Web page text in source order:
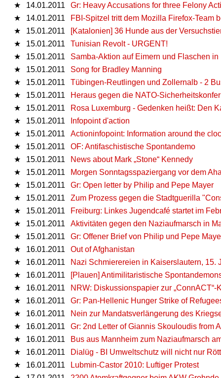
★
14.01.2011
Gr: Heavy Accusations for three Felony
★
14.01.2011
FBI-Spitzel tritt dem Mozilla Firefox-Team
★
15.01.2011
[Katalonien] 36 Hunde aus der
★
15.01.2011
Tunisian Revolt - URGENT!
★
15.01.2011
Samba-Aktion auf Eimern und Flaschen
★
15.01.2011
Song for Bradley Manning
★
15.01.2011
Tübingen-Reutlingen und Zollernalb - 2
★
15.01.2011
Heraus gegen die NATO-
★
15.01.2011
Rosa Luxemburg - Gedenken heißt: Den
★
15.01.2011
Infopoint d'action
★
15.01.2011
Actioninfopoint: Information around the
★
15.01.2011
OF: Antifaschistische Spontandemo
★
15.01.2011
News about Mark „Stone“ Kennedy
★
15.01.2011
Morgen Sonntagsspaziergang vor dem
★
15.01.2011
Gr: Open letter by Philip and Pepe Mayer
★
15.01.2011
Zum Prozess gegen die Stadtguerilla
★
15.01.2011
Freiburg: Linkes Jugendcafé startet im
★
15.01.2011
Aktivitäten gegen den Naziaufmarsch in
★
15.01.2011
Gr: Offener Brief von Philip und Pepe
★
16.01.2011
Out of Afghanistan
★
16.01.2011
Nazi Schmierereien in Kaiserslautern, 15.
★
16.01.2011
[Plauen] Antimilitaristische
★
16.01.2011
NRW: Diskussionspapier zur „ConnACT“-
★
16.01.2011
Gr: Pan-Hellenic Hunger Strike of
★
16.01.2011
Nein zur Mandatsverlängerung des
★
16.01.2011
Gr: 2nd Letter of Giannis Skouloudis from
★
16.01.2011
Bus aus Mannheim zum Naziaufmarsch
★
16.01.2011
Dialüg - BI Umweltschutz will nicht nur
★
16.01.2011
Lubmin-Castor 2010: Luftiger Protest